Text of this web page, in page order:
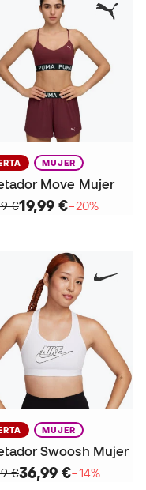
MUJER
Move Mujer
€19,99 €−20%
MUJER
Swoosh Mujer
€36,99 €−14%